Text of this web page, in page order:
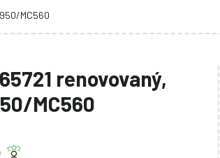
MC560
renovovaný,
MC560